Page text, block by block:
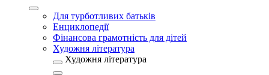
Для турботливих батьків
Енциклопедії
Фінансова грамотність для дітей
Художня література
Художня література